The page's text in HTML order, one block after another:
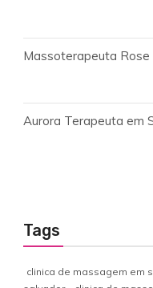
Massoterapeuta Rose
Aurora Terapeuta em
Tags
clinica de massagem em